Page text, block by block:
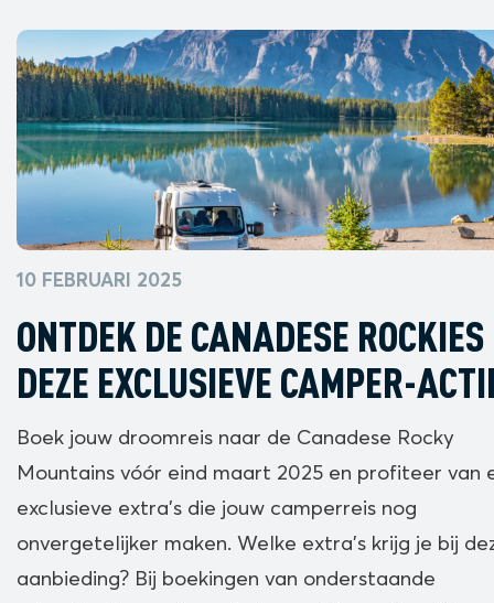
10 FEBRUARI 2025
ONTDEK DE CANADESE
DEZE EXCLUSIEVE CAMPER-
Boek jouw droomreis naar de Canadese Rocky
Mountains vóór eind maart 2025 en profiteer van
exclusieve extra’s die jouw camperreis nog
onvergetelijker maken. Welke extra’s krijg je bij
aanbieding? Bij boekingen van onderstaande